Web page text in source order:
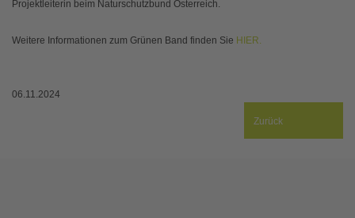
Projektleiterin beim Naturschutzbund Österreich.
Weitere Informationen zum Grünen Band finden Sie HIER.
06.11.2024
Zurück